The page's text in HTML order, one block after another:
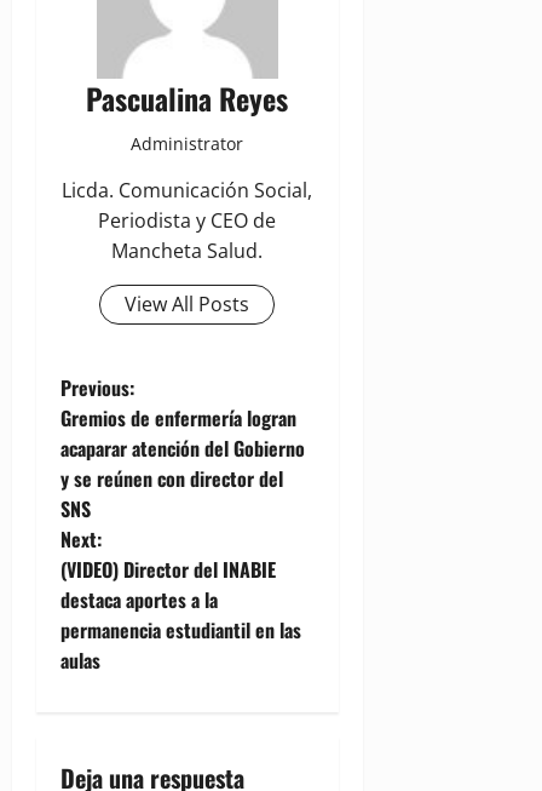
Pascualina Reyes
Administrator
Licda. Comunicación Social,
Periodista y CEO de
Mancheta Salud.
View All Posts
P
o
s
t
n
a
i
Previous:
Gremios de enfermería logran
acaparar atención del Gobierno
y se reúnen con director del
SNS
Next:
(VIDEO) Director del INABIE
destaca aportes a la
permanencia estudiantil en las
aulas
Deja una respuesta